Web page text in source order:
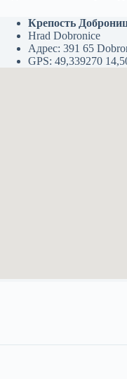
Крепость
Hrad Dobronice
Адрес: 391 65
GPS: 49,339270